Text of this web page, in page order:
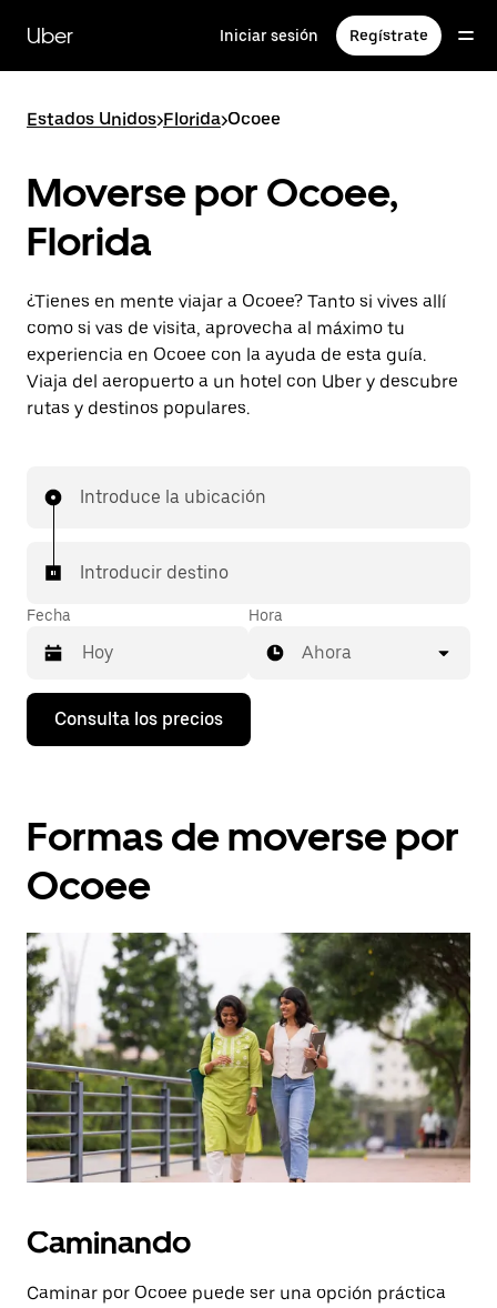
contenido
principal
Uber Iniciar sesión Regístrate
Estados Unidos>Florida>Ocoee
Moverse por Ocoee,
Florida
¿Tienes en mente viajar a Ocoee? Tanto si vives allí
como si vas de visita, aprovecha al máximo tu
experiencia en Ocoee con la ayuda de esta guía.
Viaja del aeropuerto a un hotel con Uber y descubre
rutas y destinos populares.
Introduce la ubicación
Introducir destino
Fecha
Pulsa
flecha
abrir
el
y
fecha.
Pulsa
el
botón
de
escape
para
cerrar
el
calendario.
Hora
Ahora
Consulta los precios
Formas de moverse por
Ocoee
Caminando
Caminar por Ocoee puede ser una opción práctica